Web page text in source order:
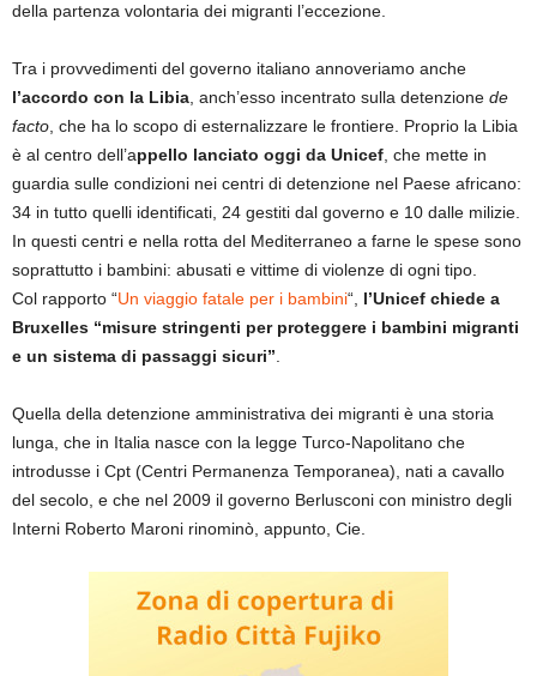
della partenza volontaria dei migranti l’eccezione.
Tra i provvedimenti del governo italiano annoveriamo anche
l’accordo con la Libia , anch’esso incentrato sulla detenzione de
facto , che ha lo scopo di esternalizzare le frontiere. Proprio la Libia
è al centro dell’appello lanciato oggi da Unicef , che mette in
guardia sulle condizioni nei centri di detenzione nel Paese africano:
34 in tutto quelli identificati, 24 gestiti dal governo e 10 dalle milizie.
In questi centri e nella rotta del Mediterraneo a farne le spese sono
soprattutto i bambini: abusati e vittime di violenze di ogni tipo.
Col rapporto “Un viaggio fatale per i bambini“, l’Unicef chiede a
Bruxelles “misure stringenti per proteggere i bambini migranti
e un sistema di passaggi sicuri”
Quella della detenzione amministrativa dei migranti è una storia
lunga, che in Italia nasce con la legge Turco-Napolitano che
introdusse i Cpt (Centri Permanenza Temporanea), nati a cavallo
del secolo, e che nel 2009 il governo Berlusconi con ministro degli
Interni Roberto Maroni rinominò, appunto, Cie.